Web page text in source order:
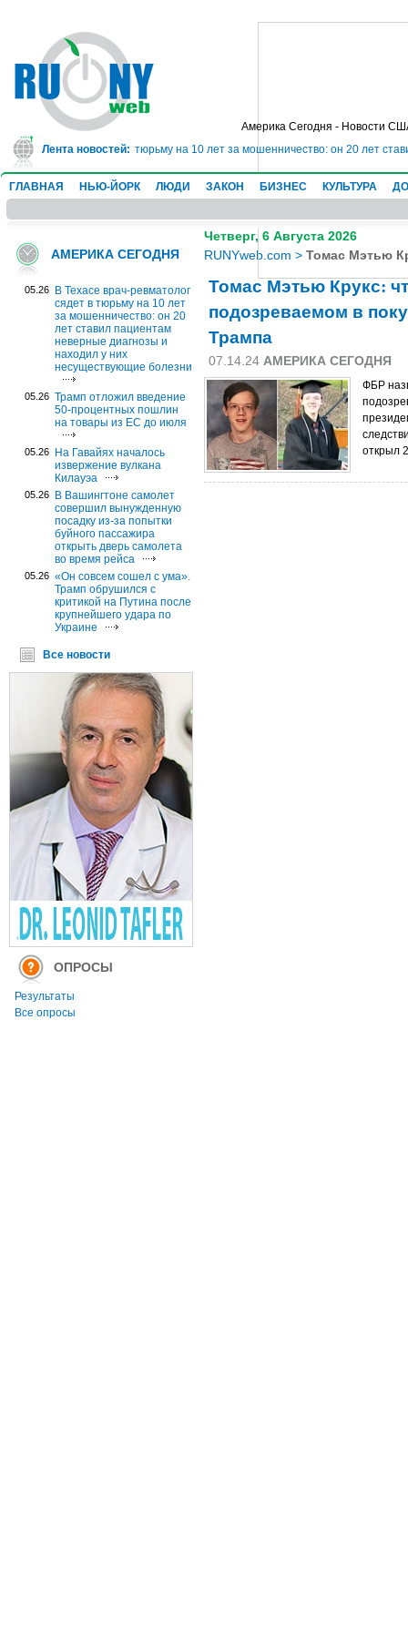
Америка Сегодня - Новости
Лента новостей:
ревматолог сядет в тюрьму на 10 лет за мошенничество: он 20 лет
ГЛАВНАЯ НЬЮ-ЙОРК ЛЮДИ ЗАКОН БИЗНЕС КУЛЬТУРА
АМЕРИКА СЕГОДНЯ
05.26
В Техасе врач-ревматолог
сядет в тюрьму на 10 лет
за мошенничество: он 20
лет ставил пациентам
неверные диагнозы и
находил у них
несуществующие болезни
05.26 Трамп отложил введение
50-процентных пошлин
на товары из ЕС до июля
05.26
На Гавайях началось
извержение вулкана
Килауэа
05.26
В Вашингтоне самолет
совершил вынужденную
посадку из-за попытки
буйного пассажира
открыть дверь самолета
во время рейса
05.26 «Он совсем сошел с ума».
Трамп обрушился с
критикой на Путина после
крупнейшего удара по
Украине
Все новости
ОПРОСЫ
Результаты
Все опросы
Четверг, 6 Августа 2026
RUNYweb.com > Томас Мэтью
Томас Мэтью Крукс:
подозреваемом в
Трампа
07.14.24 АМЕРИКА СЕГОДНЯ
ФБР
открыл